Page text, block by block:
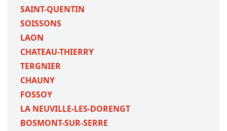
SAINT-QUENTIN
SOISSONS
LAON
CHATEAU-THIERRY
TERGNIER
CHAUNY
FOSSOY
LA NEUVILLE-LES-DORENGT
BOSMONT-SUR-SERRE